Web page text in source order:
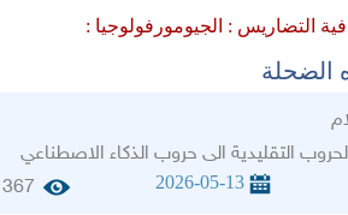
التضاريس : الجيومورفولوجيا :
الضحلة
التقليدية الى حروب الذكاء الاصطناعي
2026-05-13
367